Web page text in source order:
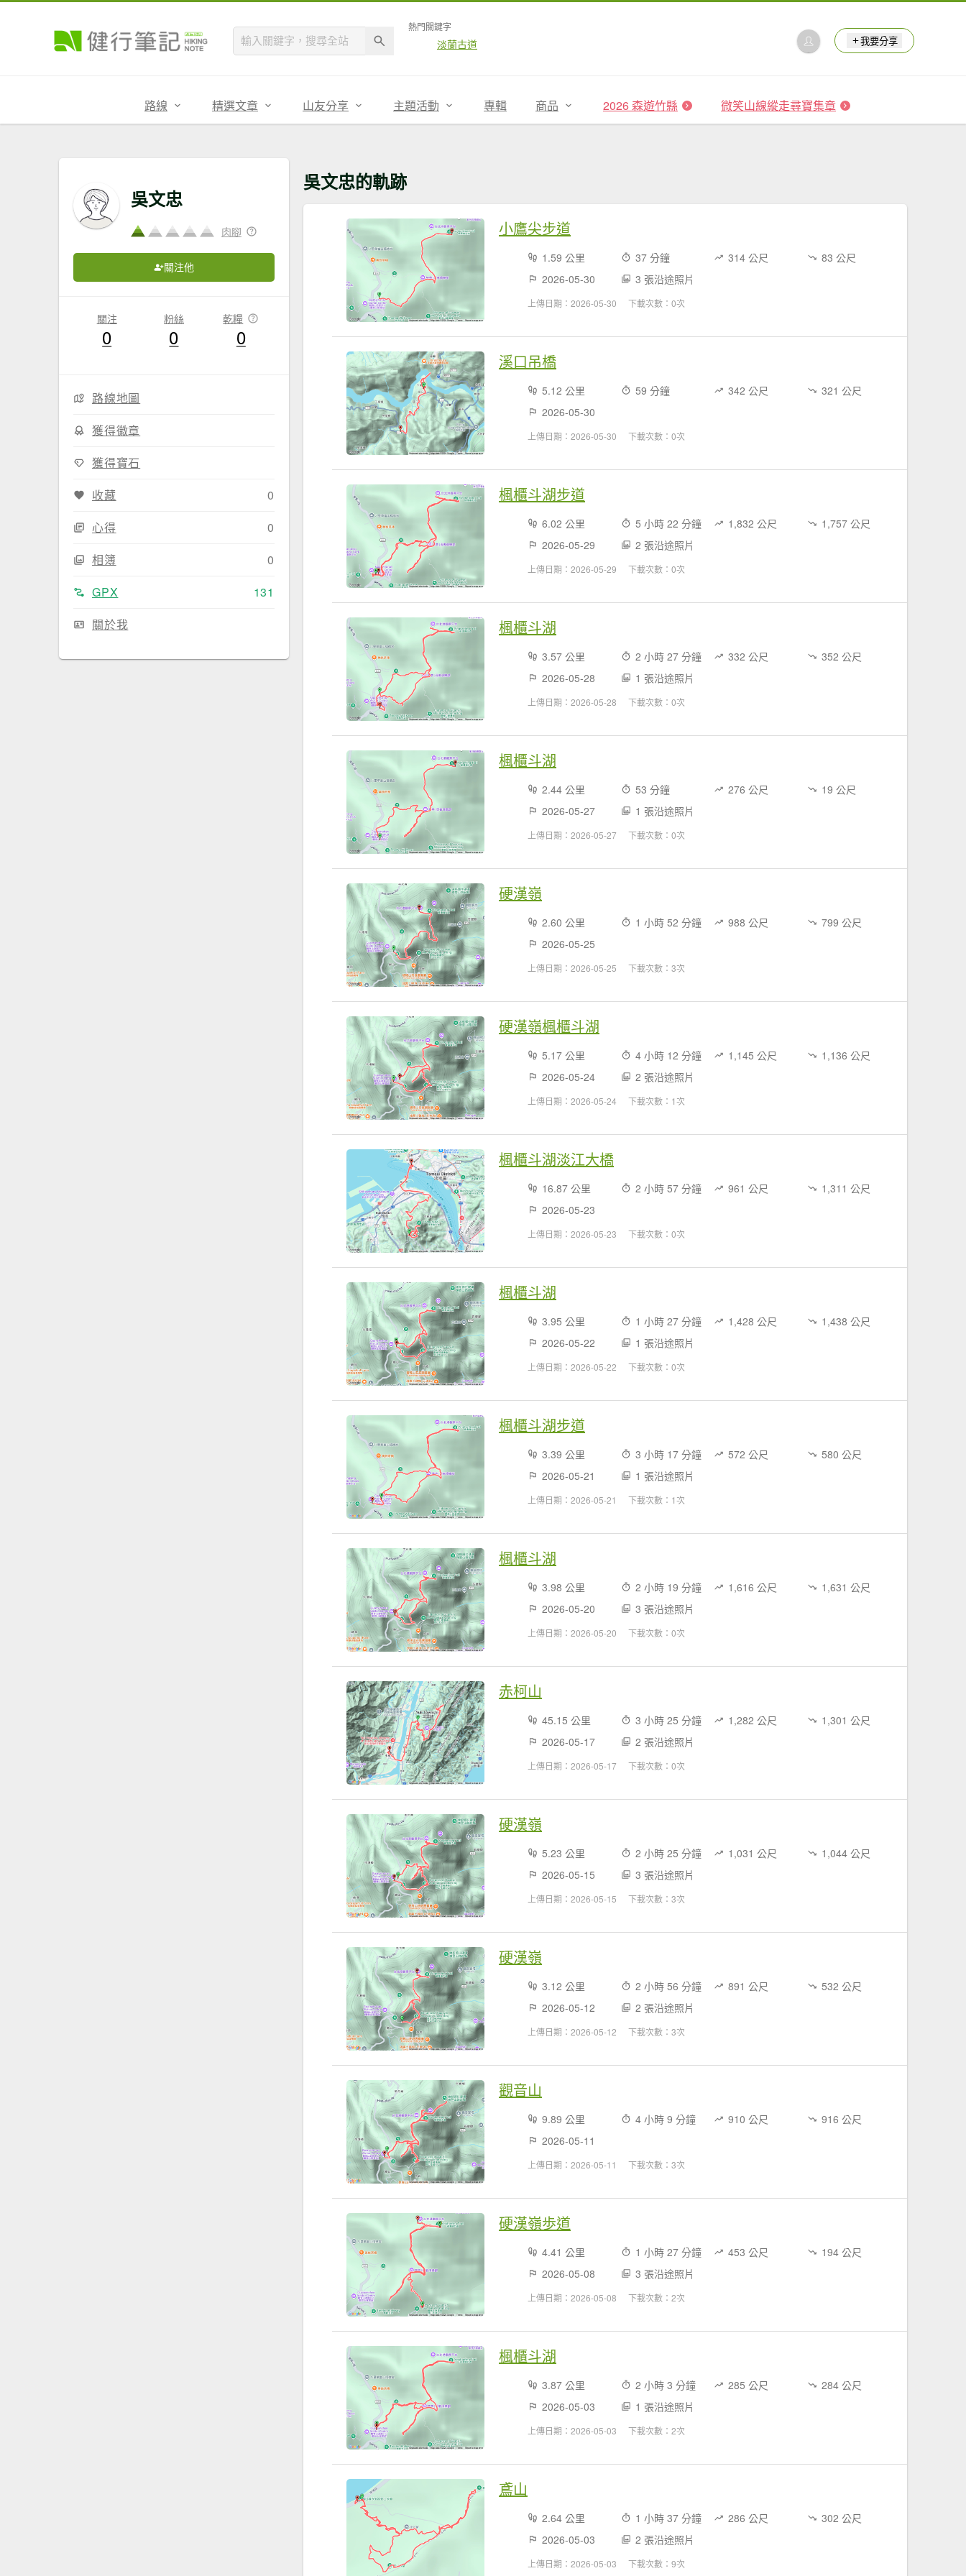
熱門關鍵字
淡蘭古道 我要分享
路線 精選文章 山友分享 主題活動 專輯 商品 2026 森遊竹縣 微笑山線縱走尋寶集章
吳文忠
肉腳
關注他
關注
0
粉絲
0
乾糧
0
路線地圖
獲得徽章
獲得寶石
收藏
0
心得
0
相簿
0
GPX
131
關於我
吳文忠的軌跡
小鷹尖步道
1.59 公里 37 分鐘 314 公尺
83 公尺
2026-05-30
3 張沿途照片
上傳日期：2026-05-30 下載次數：0次
溪口吊橋
5.12 公里 59 分鐘 342 公尺
321 公尺
2026-05-30
上傳日期：2026-05-30 下載次數：0次
楓櫃斗湖步道
6.02 公里 5 小時 22 分鐘 1,832 公尺
1,757 公尺
2026-05-29
2 張沿途照片
上傳日期：2026-05-29 下載次數：0次
楓櫃斗湖
3.57 公里 2 小時 27 分鐘 332 公尺
352 公尺
2026-05-28
1 張沿途照片
上傳日期：2026-05-28 下載次數：0次
楓櫃斗湖
2.44 公里 53 分鐘 276 公尺
19 公尺
2026-05-27
1 張沿途照片
上傳日期：2026-05-27 下載次數：0次
硬漢嶺
2.60 公里 1 小時 52 分鐘 988 公尺
799 公尺
2026-05-25
上傳日期：2026-05-25 下載次數：3次
硬漢嶺楓櫃斗湖
5.17 公里 4 小時 12 分鐘 1,145 公尺
1,136 公尺
2026-05-24
2 張沿途照片
上傳日期：2026-05-24 下載次數：1次
楓櫃斗湖淡江大橋
16.87 公里 2 小時 57 分鐘 961 公尺
1,311 公尺
2026-05-23
上傳日期：2026-05-23 下載次數：0次
楓櫃斗湖
3.95 公里 1 小時 27 分鐘 1,428 公尺
1,438 公尺
2026-05-22
1 張沿途照片
上傳日期：2026-05-22 下載次數：0次
楓櫃斗湖步道
3.39 公里 3 小時 17 分鐘 572 公尺
580 公尺
2026-05-21
1 張沿途照片
上傳日期：2026-05-21 下載次數：1次
楓櫃斗湖
3.98 公里 2 小時 19 分鐘 1,616 公尺
1,631 公尺
2026-05-20
3 張沿途照片
上傳日期：2026-05-20 下載次數：0次
赤柯山
45.15 公里 3 小時 25 分鐘 1,282 公尺
1,301 公尺
2026-05-17
2 張沿途照片
上傳日期：2026-05-17 下載次數：0次
硬漢嶺
5.23 公里 2 小時 25 分鐘 1,031 公尺
1,044 公尺
2026-05-15
3 張沿途照片
上傳日期：2026-05-15 下載次數：3次
硬漢嶺
3.12 公里 2 小時 56 分鐘 891 公尺
532 公尺
2026-05-12
2 張沿途照片
上傳日期：2026-05-12 下載次數：3次
觀音山
9.89 公里 4 小時 9 分鐘 910 公尺
916 公尺
2026-05-11
上傳日期：2026-05-11 下載次數：3次
硬漢嶺歩道
4.41 公里 1 小時 27 分鐘 453 公尺
194 公尺
2026-05-08
3 張沿途照片
上傳日期：2026-05-08 下載次數：2次
楓櫃斗湖
3.87 公里 2 小時 3 分鐘 285 公尺
284 公尺
2026-05-03
1 張沿途照片
上傳日期：2026-05-03 下載次數：2次
鳶山
2.64 公里 1 小時 37 分鐘 286 公尺
302 公尺
2026-05-03
2 張沿途照片
上傳日期：2026-05-03 下載次數：9次